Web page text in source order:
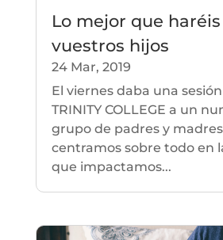
Lo mejor que
vuestros hijos
24 Mar, 2019
El viernes daba una
TRINITY COLLEGE a un
grupo de padres y
centramos sobre todo en
que impactamos...